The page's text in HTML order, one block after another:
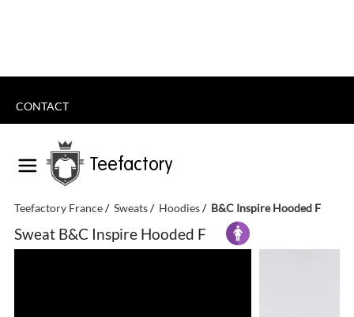
CONTACT
Teefactory
Teefactory France Sweats Hoodies B&C Inspire Hooded F
Sweat B&C Inspire Hooded F